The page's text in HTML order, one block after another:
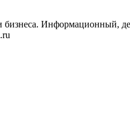
бизнеса. Информационный,